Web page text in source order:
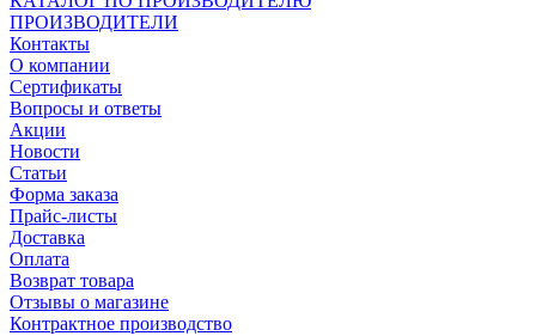
ПРОИЗВОДИТЕЛИ
Контакты
О компании
Сертификаты
Вопросы и ответы
Акции
Новости
Статьи
Форма заказа
Прайс-листы
Доставка
Оплата
Возврат товара
Отзывы о магазине
Контрактное производство